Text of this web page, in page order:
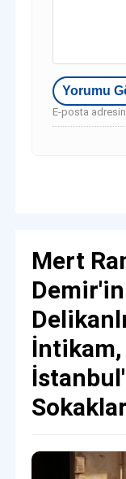
E-posta
Mert
Demir'in
İntikam,